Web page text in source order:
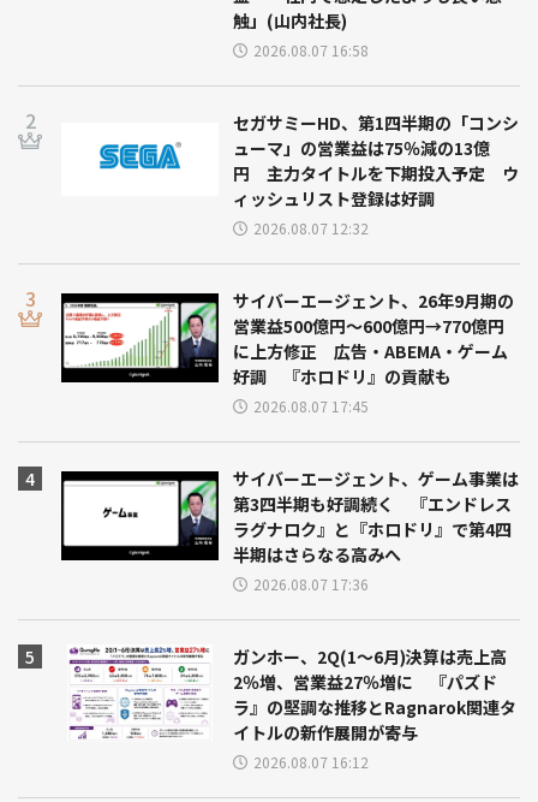
触」(山内社長)
2026.08.07 16:58
セガサミーHD、第1四半期の「コンシ
ューマ」の営業益は75％減の13億
円 主力タイトルを下期投入予定 ウ
ィッシュリスト登録は好調
2026.08.07 12:32
サイバーエージェント、26年9月期の
営業益500億円～600億円→770億円
に上方修正 広告・ABEMA・ゲーム
好調 『ホロドリ』の貢献も
2026.08.07 17:45
サイバーエージェント、ゲーム事業は
第3四半期も好調続く 『エンドレス
ラグナロク』と『ホロドリ』で第4四
半期はさらなる高みへ
2026.08.07 17:36
ガンホー、2Q(1～6月)決算は売上高
2％増、営業益27％増に 『パズド
ラ』の堅調な推移とRagnarok関連タ
イトルの新作展開が寄与
2026.08.07 16:12